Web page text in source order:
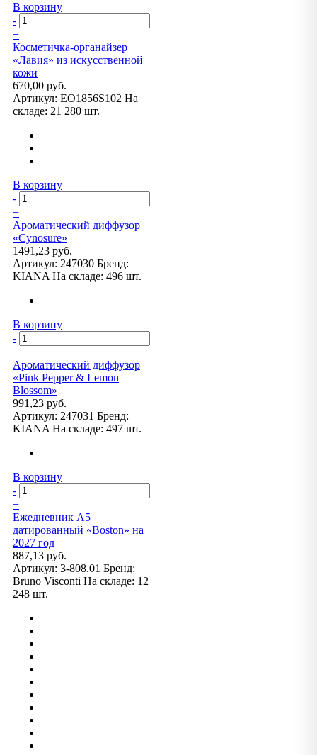
В корзину
-
+
Косметичка-органайзер
«Лавия» из искусственной
кожи
670,00 руб.
Артикул: EO1856S102 На
складе: 21 280 шт.
В корзину
-
+
Ароматический диффузор
«Cynosure»
1491,23 руб.
Артикул: 247030 Бренд:
KIANA На складе: 496 шт.
В корзину
-
+
Ароматический диффузор
«Pink Pepper & Lemon
Blossom»
991,23 руб.
Артикул: 247031 Бренд:
KIANA На складе: 497 шт.
В корзину
-
+
Ежедневник А5
датированный «Boston» на
2027 год
887,13 руб.
Артикул: 3-808.01 Бренд:
Bruno Visconti На складе: 12
248 шт.